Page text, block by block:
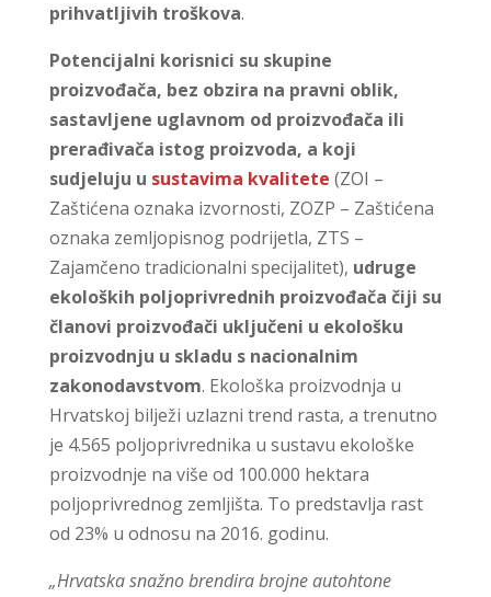
prihvatljivih troškova.
Potencijalni korisnici su skupine
proizvođača, bez obzira na pravni oblik,
sastavljene uglavnom od proizvođača ili
prerađivača istog proizvoda, a koji
sudjeluju u sustavima kvalitete (ZOI –
Zaštićena oznaka izvornosti, ZOZP – Zaštićena
oznaka zemljopisnog podrijetla, ZTS –
Zajamčeno tradicionalni specijalitet), udruge
ekoloških poljoprivrednih proizvođača čiji su
članovi proizvođači uključeni u ekološku
proizvodnju u skladu s nacionalnim
zakonodavstvom. Ekološka proizvodnja u
Hrvatskoj bilježi uzlazni trend rasta, a trenutno
je 4.565 poljoprivrednika u sustavu ekološke
proizvodnje na više od 100.000 hektara
poljoprivrednog zemljišta. To predstavlja rast
od 23% u odnosu na 2016. godinu.
„Hrvatska snažno brendira brojne autohtone